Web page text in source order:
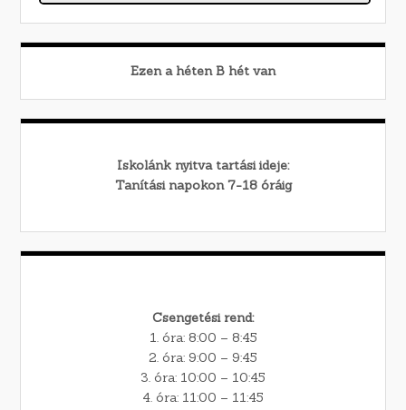
Ezen a héten B hét van
Iskolánk nyitva tartási ideje:
Tanítási napokon 7-18 óráig
Csengetési rend:
1. óra: 8:00 – 8:45
2. óra: 9:00 – 9:45
3. óra: 10:00 – 10:45
4. óra: 11:00 – 11:45